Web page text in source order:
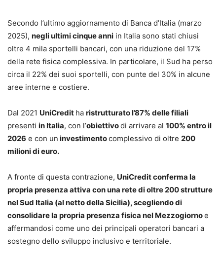
Secondo l’ultimo aggiornamento di Banca d’Italia (marzo
2025), negli ultimi cinque anni in Italia sono stati chiusi
oltre 4 mila sportelli bancari, con una riduzione del 17%
della rete fisica complessiva. In particolare, il Sud ha perso
circa il 22% dei suoi sportelli, con punte del 30% in alcune
aree interne e costiere.
Dal 2021 UniCredit ha ristrutturato l’87% delle filiali
presenti in Italia, con l’obiettivodi arrivare al 100% entro il
2026 e con un investimentocomplessivo di oltre 200
milioni di euro.
A fronte di questa contrazione, UniCredit conferma la
propria presenza attiva con una rete di oltre 200 strutture
nel Sud Italia (al netto della Sicilia), scegliendo di
consolidare la propria presenza fisica nel Mezzogiornoe
affermandosi come uno dei principali operatori bancari a
sostegno dello sviluppo inclusivo e territoriale.